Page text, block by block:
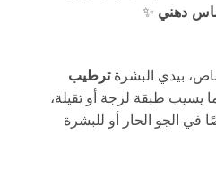
دهني ✨
بيدي البشرةترطيب
يسيب طبقة لزجة أو تقيلة،
الجو الحار أو للبشرة